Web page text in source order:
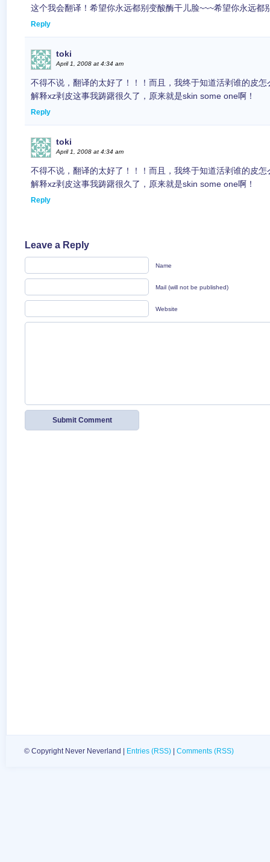
这个我会翻译！希望你永远都别变酸酶干儿脸~~~希望你永远都
Reply
toki
April 1, 2008 at 4:34 am
不得不说，翻译的太好了！！！而且，我终于知道活剥谁的皮
解释xz剥皮这事我踌躇很久了，原来就是skin some one啊！
Reply
toki
April 1, 2008 at 4:34 am
不得不说，翻译的太好了！！！而且，我终于知道活剥谁的皮
解释xz剥皮这事我踌躇很久了，原来就是skin some one啊！
Reply
Leave a Reply
Name
Mail (will not be published)
Website
© Copyright Never Neverland | Entries (RSS) Comments (RSS)